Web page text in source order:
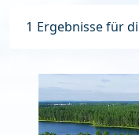
1 Ergebnisse für